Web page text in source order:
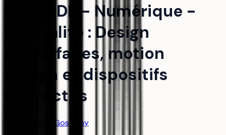
DN MADE - Numérique -
Spécialité : Design
d'interfaces, motion
design et dispositifs
interactifs
Lycée René Goscinny